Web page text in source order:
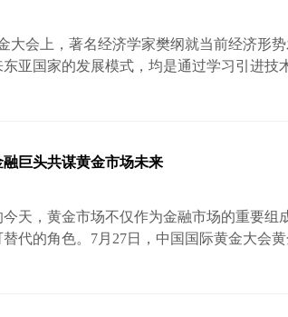
大会上，著名经济学家樊纲就当前经济形势
亚国家的发展模式，均是通过学习引进技
一季度回落0.6个百分点，且低于市场预期的
个正…
巨头共谋黄金市场未来
天，黄金市场不仅作为金融市场的重要组
代的角色。7月27日，中国国际黄金大会